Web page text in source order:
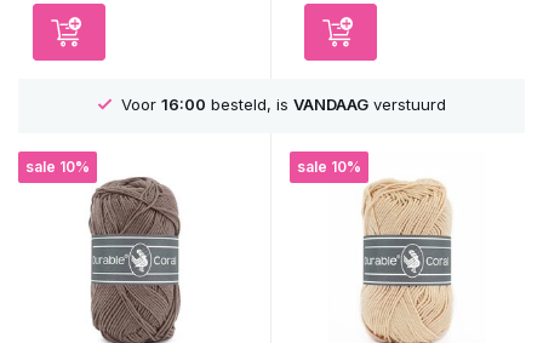
GRATISVerzending vanaf 75€
sale 10% sale 10%